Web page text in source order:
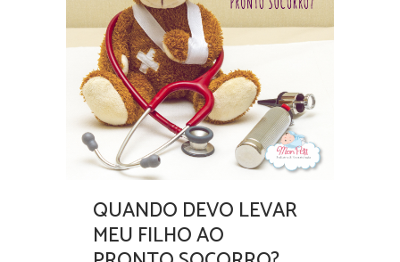
QUANDO DEVO LEVAR
MEU FILHO AO